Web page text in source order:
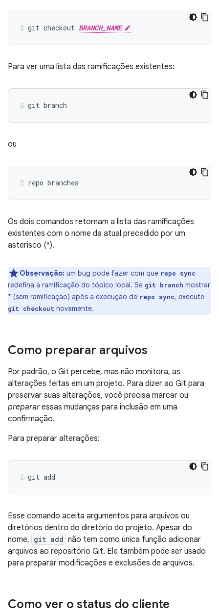
git checkout BRANCH_NAME
Para ver uma lista das ramificações existentes:
ou
Os dois comandos retornam a lista das ramificações
existentes com o nome da atual precedido por um
asterisco (*).
Observação: um bug pode fazer com que repo sync
redefina a ramificação do tópico local. Se git branch mostrar
* (sem ramificação) após a execução de repo sync, execute
git checkout novamente.
Como preparar arquivos
Por padrão, o Git percebe, mas não monitora, as
alterações feitas em um projeto. Para dizer ao Git para
preservar suas alterações, você precisa marcar ou
prepararessas mudanças para inclusão em uma
confirmação.
Para preparar alterações:
Esse comando aceita argumentos para arquivos ou
diretórios dentro do diretório do projeto. Apesar do
nome, git add não tem como única função adicionar
arquivos ao repositório Git. Ele também pode ser usado
para preparar modificações e exclusões de arquivos.
Como ver o status do cliente